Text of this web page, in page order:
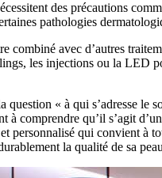
des précautions
pathologies
combiné avec d’autres
les injections ou la LED
question « à qui s’adresse le
à comprendre qu’il s’agit
personnalisé qui convient à
la qualité de sa